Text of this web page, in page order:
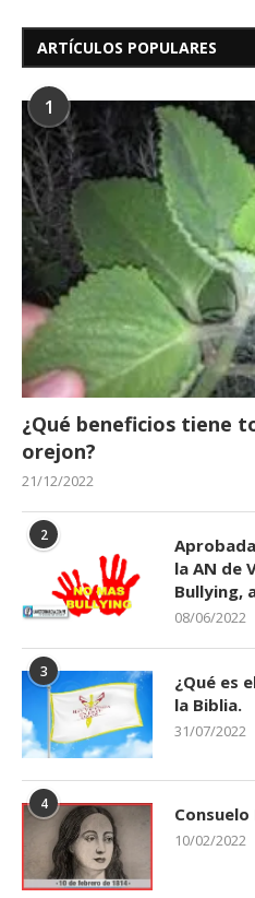
ARTÍCULOS POPULARES
1
¿Qué beneficios tiene
orejon?
21/12/2022
2
la AN de
Bullying,
08/06/2022
3
¿Qué es
la Biblia.
31/07/2022
4 Consuelo
10/02/2022